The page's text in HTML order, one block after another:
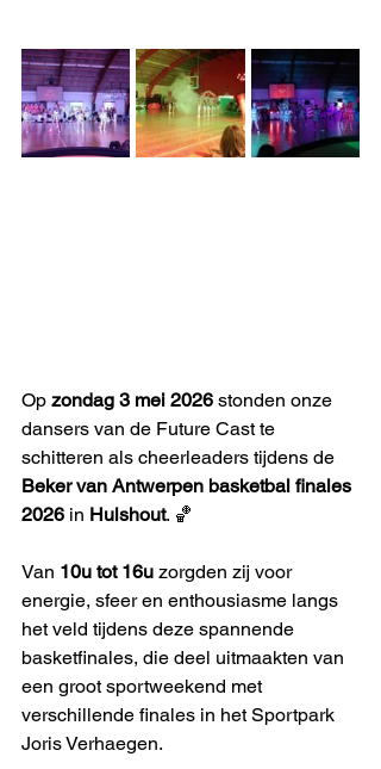
Op zondag 3 mei 2026 stonden onze
dansers van de Future Cast te
schitteren als cheerleaders tijdens de
Beker van Antwerpen basketbal finales
2026 in Hulshout. 🏀
Van 10u tot 16u zorgden zij voor
energie, sfeer en enthousiasme langs
het veld tijdens deze spannende
basketfinales, die deel uitmaakten van
een groot sportweekend met
verschillende finales in het Sportpark
Joris Verhaegen.